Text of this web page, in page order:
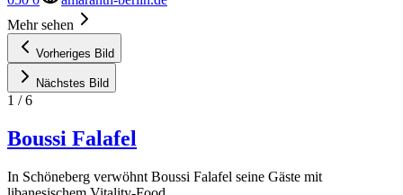
Mehr sehen
Vorheriges Bild
Nächstes Bild
1 /6
Boussi Falafel
In Schöneberg verwöhnt Boussi Falafel seine Gäste mit